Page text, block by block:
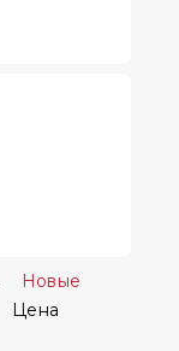
Новые
Цена